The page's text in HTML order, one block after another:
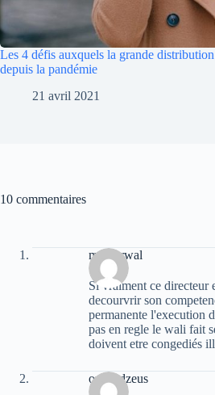
Les 4 défis auxquels la grande
depuis la pandémie
21 avril 2021
10 commentaires
moh arwal
Si vraiment ce directeur
decourvrir son
permanente l'execution
pas en regle le wali fait
doivent etre congediés
oziris dzeus